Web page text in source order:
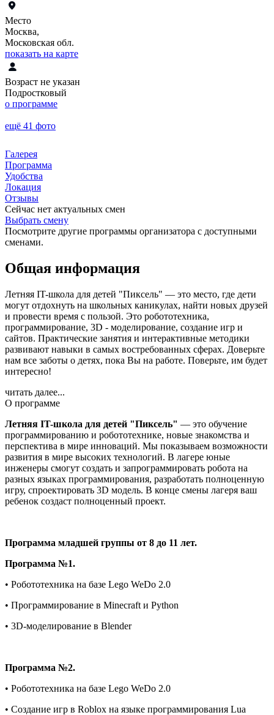
Место
Москва,
Московская обл.
показать на карте
Возраст не указан
Подростковый
о программе
ещё 41 фото
Галерея
Программа
Удобства
Локация
Отзывы
Сейчас нет актуальных смен
Выбрать смену
Посмотрите другие программы организатора с доступными
сменами.
Общая информация
Летняя IT-школа для детей "Пиксель" — это место, где дети
могут отдохнуть на школьных каникулах, найти новых друзей
и провести время с пользой. Это робототехника,
программирование, 3D - моделирование, создание игр и
сайтов. Практические занятия и интерактивные методики
развивают навыки в самых востребованных сферах. Доверьте
нам все заботы о детях, пока Вы на работе. Поверьте, им будет
интересно!
читать далее...
О программе
Летняя IT-школа для детей "Пиксель" — это обучение
программированию и робототехнике, новые знакомства и
перспектива в мире инноваций. Мы показываем возможности
развития в мире высоких технологий. В лагере юные
инженеры смогут создать и запрограммировать робота на
разных языках программирования, разработать полноценную
игру, спроектировать 3D модель. В конце смены лагеря ваш
ребенок создаст полноценный проект.
Программа младшей группы от 8 до 11 лет.
Программа №1.
• Робототехника на базе Lego WeDo 2.0
• Программирование в Minecraft и Python
• 3D-моделирование в Blender
Программа №2.
• Робототехника на базе Lego WeDo 2.0
• Создание игр в Roblox на языке программирования Lua